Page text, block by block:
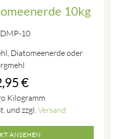
10kg
10
Diatomeenerde oder
€
Kilogramm
und zzgl. Versand
ANSEHEN